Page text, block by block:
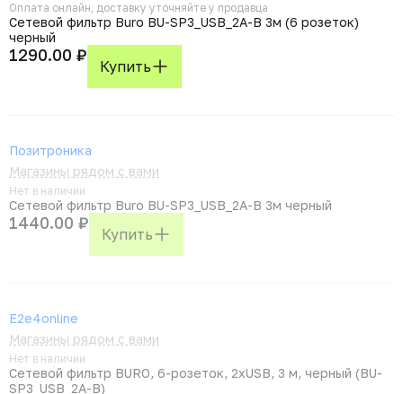
Оплата онлайн, доставку уточняйте у продавца
Сетевой фильтр Buro BU-SP3_USB_2A-B 3м (6 розеток)
черный
1290.00 ₽
Купить
Позитроника
Магазины рядом с вами
Нет в наличии
Сетевой фильтр Buro BU-SP3_USB_2A-B 3м черный
1440.00 ₽
Купить
E2e4online
Магазины рядом с вами
Нет в наличии
Сетевой фильтр BURO, 6-розеток, 2xUSB, 3 м, черный (BU-
SP3_USB_2A-B)